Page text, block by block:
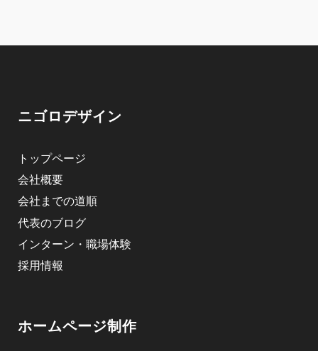
ニゴロデザイン
トップページ
会社概要
会社までの道順
代表のブログ
インターン・職場体験
採用情報
ホームページ制作